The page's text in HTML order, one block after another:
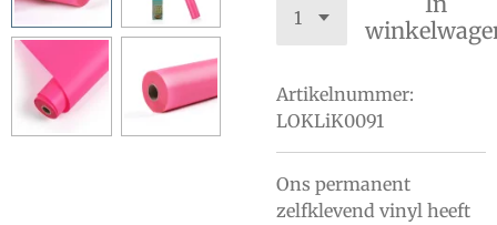
Artikelnummer:
LOKLiK0091
Ons permanent
zelfklevend vinyl heeft